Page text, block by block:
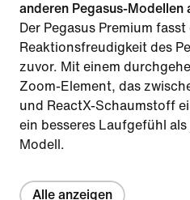
anderen Pegasus-Modellen
Der Pegasus Premium
Reaktionsfreudigkeit des
zuvor. Mit einem
Zoom-Element, das
und ReactX-Schaumstoff
ein besseres Laufgefühl
Modell.
Alle anzeigen